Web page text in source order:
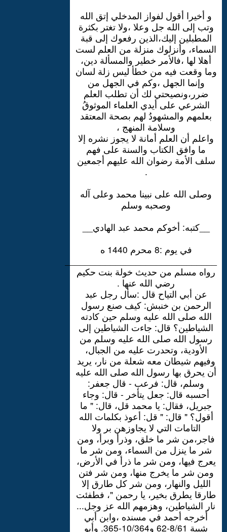
و أخيرا أقول لفواز المدخلي إتق الله
وتب إلى الله جل وعلا ،ولا تغتر بكثرة
المطبلين إليك،الذين رفعوك إلى قبة
السماء، وأنزلوك منزلة من العلم لست
أهلا لها ،فالأمر خطير والمسألة دين،
وما وقعت فيه من خطأ ليس زلة لسان
وإنما الجهل ،وكم في الجهل من
ضرر،ونصيحتي لك أن تطلب العلم
الشرعي على أيدي العلماء الموثوقُ
بعلمهم والمشهودُ لهم بصحة المعتقد
وسلامة المنهج ،
واعلم أن العلم أمانة لا يجوز نشره إلا
ما وافق الكتاب والسنة على فهم
سلف الأمة رضوان الله عليهم أجمعين
.
وصلى الله على نبينا محمد وعلى آله
وصحبه وسلم
__كتبه: أخوكم محمد عبد الهادي__
في يوم :8 محرم 1440 ه
رواه مسلم من حديث خولة بنت حكيم
رضي الله عنها .
عن أبي التياح قال :سأل رجل عبد
الرحمن بن خنبش: كيف صنع رسول
الله صلى الله عليه وسلم حين كادته
الشياطين؟ قال: جاءت الشياطين إلى
رسول الله صلى الله عليه وسلم من
الأودية، وتحدرت عليه من الجبال،
وفيهم شيطان معه شعلة من نار، يريد
أن يحرق بها رسول الله صلى الله عليه
وسلم، قال: فرعب - قال جعفر:
أحسبه قال: جعل يتأخر - قال: وجاء
جبريل، فقال: يا محمد قل، قال: " ما
أقول؟ " قال: " قل: أعوذ بكلمات الله
التامات التي لا يجاوزهن بر ولا
فاجر،من شر ما خلق، وذرأ وبرأ، ومن
شر ما ينزل من السماء، ومن شر ما
يعرج فيها، ومن شر ما ذرأ في الأرض،
ومن شر ما يخرج منها، ومن شر فتن
الليل والنهار، ومن شر كل طارق إلا
طارقا يطرق بخير، يا رحمن "، فطفئت
نار الشياطين، وهزمهم الله عز وجل...
أخرجه أحمد في مسنده ،وابن أبي
شيبة 8/61-62 و10/364-365. وأبو